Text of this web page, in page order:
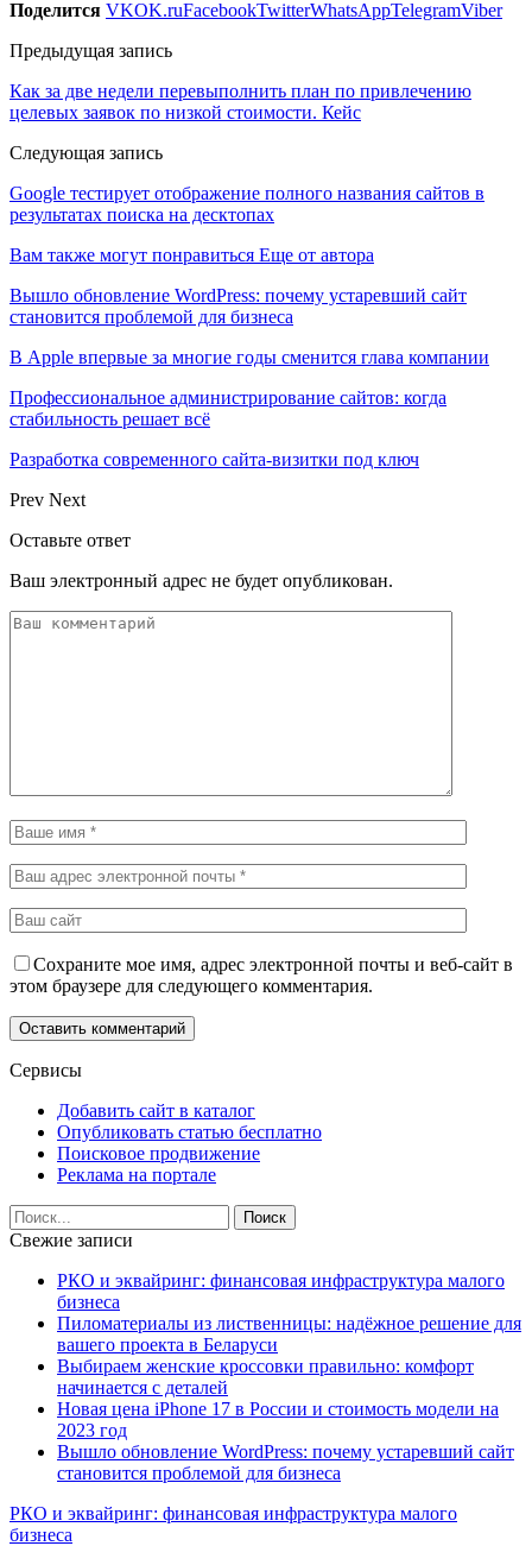
Поделится VKOK.ruFacebookTwitterWhatsAppTelegramViber
Предыдущая запись
Как за две недели перевыполнить план по привлечению
целевых заявок по низкой стоимости. Кейс
Следующая запись
Google тестирует отображение полного названия сайтов в
результатах поиска на десктопах
Вам также могут понравиться Еще от автора
Вышло обновление WordPress: почему устаревший сайт
становится проблемой для бизнеса
В Apple впервые за многие годы сменится глава компании
Профессиональное администрирование сайтов: когда
стабильность решает всё
Разработка современного сайта-визитки под ключ
Prev Next
Оставьте ответ
Ваш электронный адрес не будет опубликован.
Сохраните мое имя, адрес электронной почты и веб-сайт в
этом браузере для следующего комментария.
Сервисы
Добавить сайт в каталог
Опубликовать статью бесплатно
Поисковое продвижение
Реклама на портале
Свежие записи
РКО и эквайринг: финансовая инфраструктура малого
бизнеса
Пиломатериалы из лиственницы: надёжное решение для
вашего проекта в Беларуси
Выбираем женские кроссовки правильно: комфорт
начинается с деталей
Новая цена iPhone 17 в России и стоимость модели на
2023 год
Вышло обновление WordPress: почему устаревший сайт
становится проблемой для бизнеса
РКО и эквайринг: финансовая инфраструктура малого
бизнеса